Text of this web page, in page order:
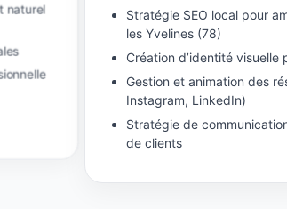
naturel
Stratégie SEO local pour
les Yvelines (78)
Création d’identité
Gestion et animation des
Instagram, LinkedIn)
Stratégie de
de clients